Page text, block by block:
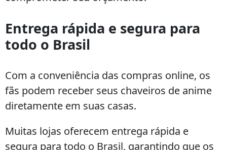
Entrega rápida e segura para
todo o Brasil
Com a conveniência das compras online, os
fãs podem receber seus chaveiros de anime
diretamente em suas casas.
Muitas lojas oferecem entrega rápida e
segura para todo o Brasil, garantindo que os